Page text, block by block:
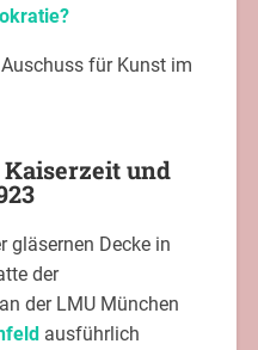
für Kunst im
und
gläsernen Decke in
der
der LMU München
ausführlich